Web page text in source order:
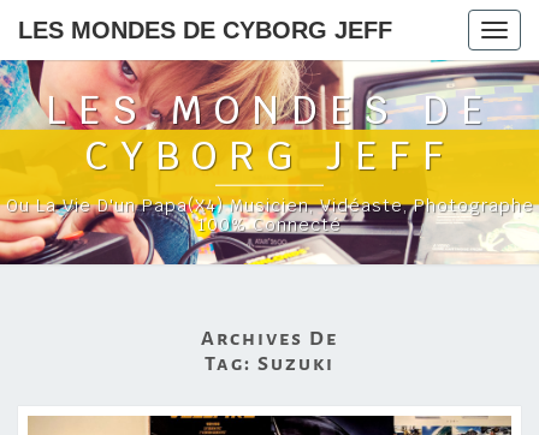
LES MONDES DE CYBORG JEFF
LES MONDES DE
CYBORG JEFF
Ou La Vie D'un Papa(x4) Musicien, Vidéaste, Photographe
100% Connecté
Archives De
Tag: Suzuki